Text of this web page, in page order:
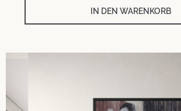
IN DEN WARENKORB